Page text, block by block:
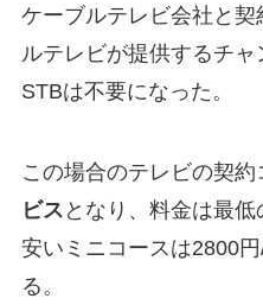
ケーブルテレビ会社と
ルテレビが提供するチ
STBは不要になった。
この場合のテレビの契約
ビス となり、料金は最
安いミニコースは2800
る。